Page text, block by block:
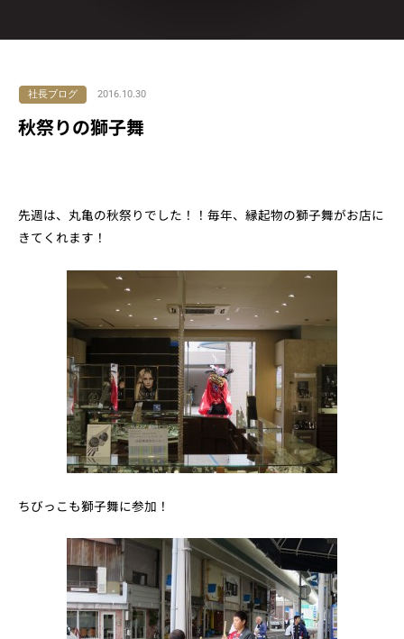
社長ブログ 2016.10.30
秋祭りの獅子舞
先週は、丸亀の秋祭りでした！！毎年、縁起物の獅子舞がお店に
きてくれます！
ちびっこも獅子舞に参加！